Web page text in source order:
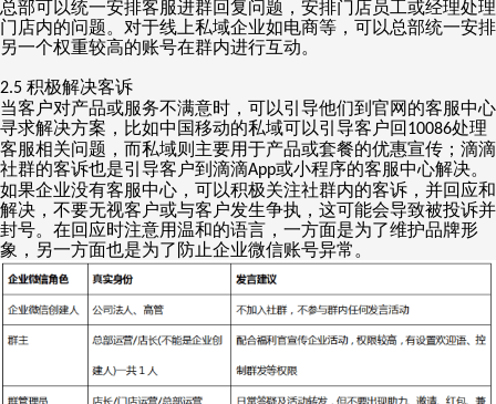
总部可以统一安排客服进群回复问题，安排门店员工或经理处理
门店内的问题。对于线上私域企业如电商等，可以总部统一安排
另一个权重较高的账号在群内进行互动。
2.5 积极解决客诉
当客户对产品或服务不满意时，可以引导他们到官网的客服中心
寻求解决方案，比如中国移动的私域可以引导客户回 10086处理
客服相关问题，而私域则主要用于产品或套餐的优惠宣传；滴滴
社群的客诉也是引导客户到滴滴App或小程序的客服中心解决。
如果企业没有客服中心，可以积极关注社群内的客诉，并回应和
解决，不要无视客户或与客户发生争执，这可能会导致被投诉并
封号。在回应时注意用温和的语言，一方面是为了维护品牌形
象，另一方面也是为了防止企业微信账号异常。